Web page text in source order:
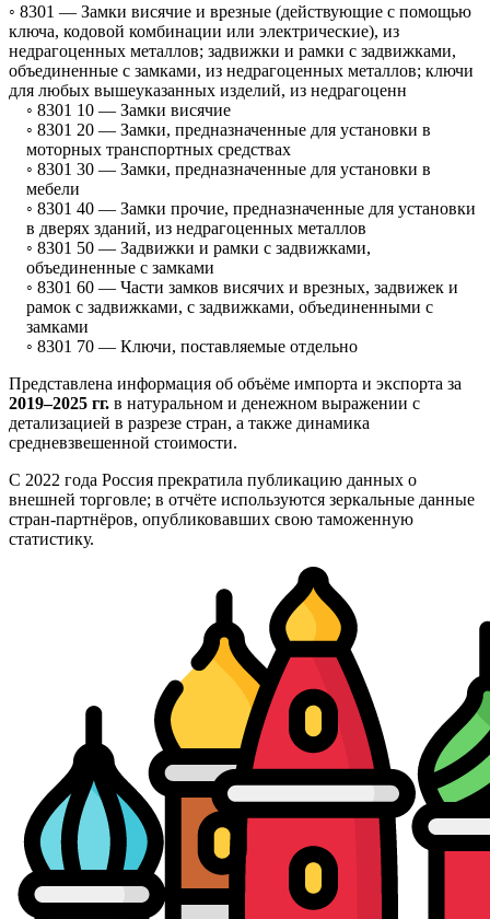
◦ 8301 — Замки висячие и врезные (действующие с помощью
ключа, кодовой комбинации или электрические), из
недрагоценных металлов; задвижки и рамки с задвижками,
объединенные с замками, из недрагоценных металлов; ключи
для любых вышеуказанных изделий, из недрагоценн
◦ 8301 10 — Замки висячие
◦ 8301 20 — Замки, предназначенные для установки в
моторных транспортных средствах
◦ 8301 30 — Замки, предназначенные для установки в
мебели
◦ 8301 40 — Замки прочие, предназначенные для установки
в дверях зданий, из недрагоценных металлов
◦ 8301 50 — Задвижки и рамки с задвижками,
объединенные с замками
◦ 8301 60 — Части замков висячих и врезных, задвижек и
рамок с задвижками, с задвижками, объединенными с
замками
◦ 8301 70 — Ключи, поставляемые отдельно
Представлена информация об объёме импорта и экспорта за
2019–2025 гг. в натуральном и денежном выражении с
детализацией в разрезе стран, а также динамика
средневзвешенной стоимости.
С 2022 года Россия прекратила публикацию данных о
внешней торговле; в отчёте используются зеркальные данные
стран-партнёров, опубликовавших свою таможенную
статистику.